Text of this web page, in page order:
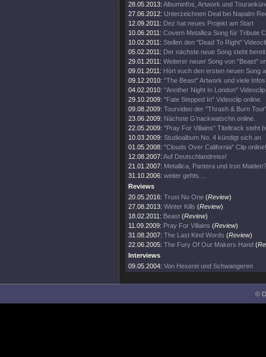
28.05.2013: Albuminfos, Artwork und
27.06.2012: Unterzeichnen Deal bei Napalm
12.09.2011: Dez hat neues Projekt am Start
10.06.2011: Covern Metallica Song für Tribute
10.02.2011: Stellen den "Dead To Right"
05.02.2011: Der nächste neue Song steht
29.01.2011: Weiterer neuer Song von "Beast"
09.01.2011: Hört euch den ersten neuen Song
09.12.2010: "The Beast" Artwork und viele
04.02.2010: "Another Night In London"
29.10.2009: "Fate Stepped In" Videoclip online.
09.08.2009: Tourvideo der "Thrash & Burn
23.06.2009: Nächste G’nackwatschn online.
22.05.2009: "Pray For Villains" Titeltrack steht
10.03.2009: Studioalbum No. 4 kündigt sich an
01.05.2008: "Clouds Over California" Clip online!
12.08.2007: Auf Deutschlandreise!
21.01.2007: Metallica, Pantera und Iron
31.10.2006: weiter gehts....
Reviews
20.05.2016: Trust No One (Review)
27.08.2013: Winter Kills (Review)
18.02.2011: Beast (Review)
11.09.2009: Pray For Villains (Review)
31.08.2007: The Last Kind Words (Review)
22.06.2005: The Fury Of Our Makers Hand (
Interviews
09.05.2004: Von Hexerei und Schwangeren
©